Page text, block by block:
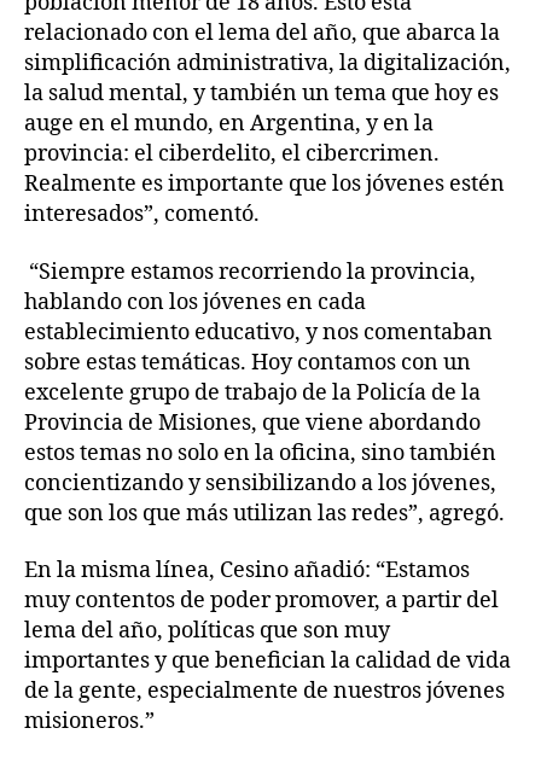
relacionado con el lema del año, que abarca la
simplificación administrativa, la digitalización,
la salud mental, y también un tema que hoy es
auge en el mundo, en Argentina, y en la
provincia: el ciberdelito, el cibercrimen.
Realmente es importante que los jóvenes estén
interesados”, comentó.
“Siempre estamos recorriendo la provincia,
hablando con los jóvenes en cada
establecimiento educativo, y nos comentaban
sobre estas temáticas. Hoy contamos con un
excelente grupo de trabajo de la Policía de la
Provincia de Misiones, que viene abordando
estos temas no solo en la oficina, sino también
concientizando y sensibilizando a los jóvenes,
que son los que más utilizan las redes”, agregó.
En la misma línea, Cesino añadió: “Estamos
muy contentos de poder promover, a partir del
lema del año, políticas que son muy
importantes y que benefician la calidad de vida
de la gente, especialmente de nuestros jóvenes
misioneros.”